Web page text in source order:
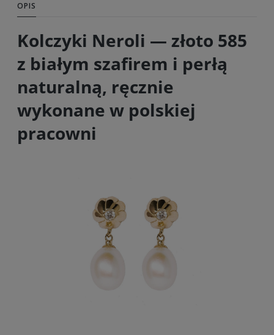
OPIS
Kolczyki Neroli — złoto 585
z białym szafirem i perłą
naturalną, ręcznie
wykonane w polskiej
pracowni